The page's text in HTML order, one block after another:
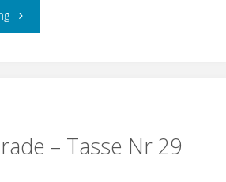
"Tassenparade
30" – Tasse Nr 29